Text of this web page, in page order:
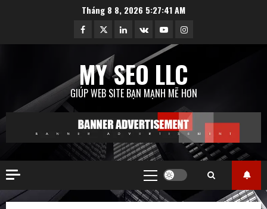
Tháng 8 8, 2026 5:27:42 AM
Facebook
TwitterLinkedin
VK YoutubeInstagram
MY SEO LLC
GIÚP WEB SITE BẠN MẠNH MẼ HƠN
Primary
Menu